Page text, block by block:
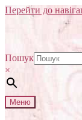
Перейти до
Пошук
×
Меню